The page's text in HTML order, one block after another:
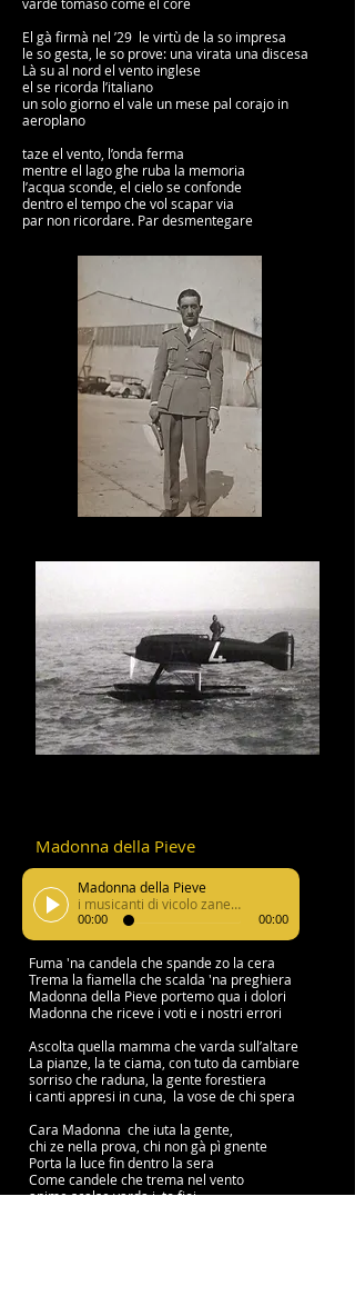
El gà firmà nel ’29 le virtù de la so impresa
le so gesta, le so prove: una virata una discesa
Là su al nord el vento inglese
el se ricorda l’italiano
un solo giorno el vale un mese pal corajo in
aeroplano
taze el vento, l’onda ferma
mentre el lago ghe ruba la memoria
l’acqua sconde, el cielo se confonde
dentro el tempo che vol scapar via
par non ricordare. Par desmentegare
Madonna della Pieve
Madonna della Pieve
i musicanti di vicolo zanella
00:00 00:00
Fuma 'na candela che spande zo la cera
Trema la fiamella che scalda 'na preghiera
Madonna della Pieve portemo qua i dolori
Madonna che riceve i voti e i nostri errori
Ascolta quella mamma che varda sull’altare
La pianze, la te ciama, con tuto da cambiare
sorriso che raduna, la gente forestiera
i canti appresi in cuna, la vose de chi spera
Cara Madonna che iuta la gente,
chi ze nella prova, chi non gà pì gnente
Porta la luce fin dentro la sera
Come candele che trema nel vento
anime scalse varda i to fioi